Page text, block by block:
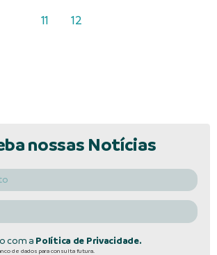
11 12
nossas Notícias
com a Política de Privacidade.
de dados para consulta futura.